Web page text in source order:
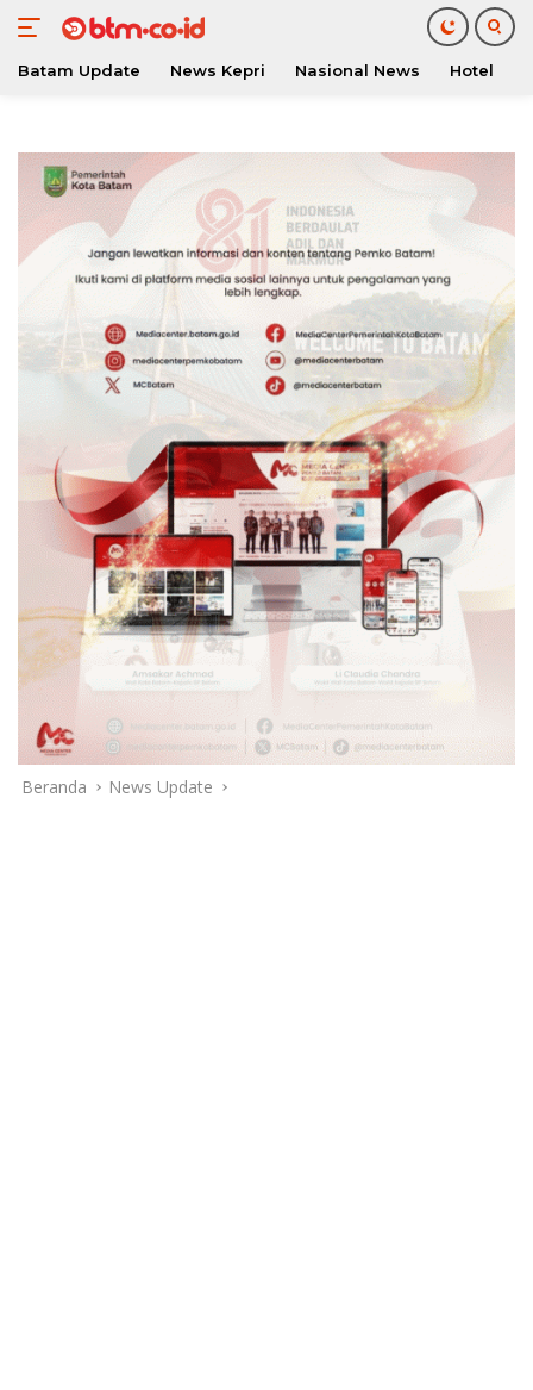
konten
Batam Update News Kepri Nasional News Hotel
Beranda News Update